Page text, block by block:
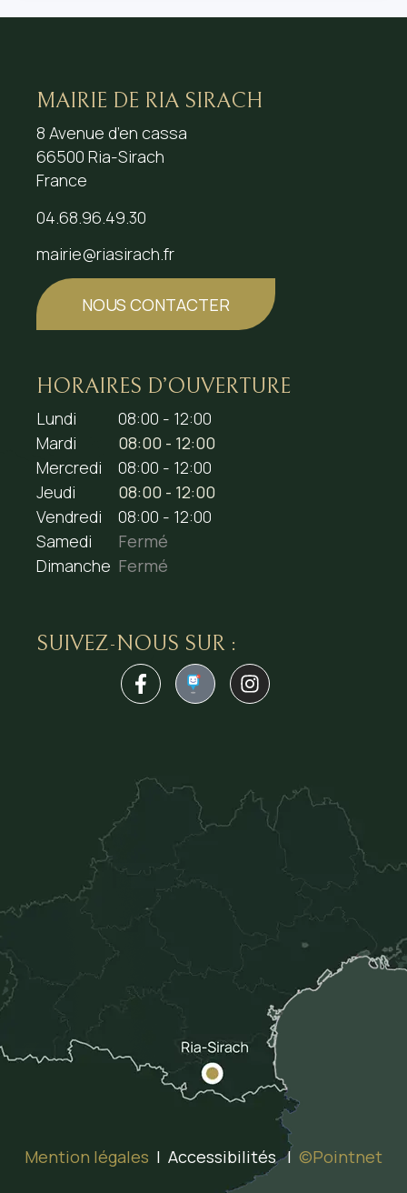
MAIRIE DE RIA SIRACH
8 Avenue d’en cassa
66500 Ria-Sirach
France
04.68.96.49.30
mairie@riasirach.fr
NOUS CONTACTER
HORAIRES D’OUVERTURE
Lundi
08:00 - 12:00
Mardi
08:00 - 12:00
Mercredi
08:00 - 12:00
Jeudi
08:00 - 12:00
Vendredi
08:00 - 12:00
Samedi
Fermé
Dimanche Fermé
SUIVEZ-NOUS SUR :
1
Mention légales | Accessibilités | ©Pointnet